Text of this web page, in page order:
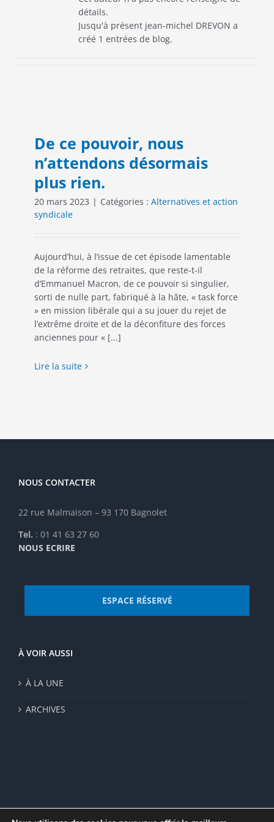
détails.
Jusqu'à présent jean-michel DREVON a
créé 1 entrées de blog.
De ce pouvoir, nous
n’attendons désormais
plus rien.
20 mars 2023 | Catégories : Alternatives et action
syndicale
Aujourd’hui, à l’issue de cet épisode lamentable
de la réforme des retraites, que reste-t-il
d’Emmanuel Macron, de ce pouvoir si singulier,
sorti de nulle part, fabriqué à la hâte, « task force
» en mission libérale qui a su jouer du rejet de
l’extrême droite et de la déconfiture des forces
anciennes pour « [...]
Lire la suite
NOUS CONTACTER
22 rue Malmaison – 93 170 Bagnolet
Tel. : 01 41 63 27 60
NOUS ECRIRE
ESPACE RÉSERVÉ
À VOIR AUSSI
À LA UNE
ARCHIVES